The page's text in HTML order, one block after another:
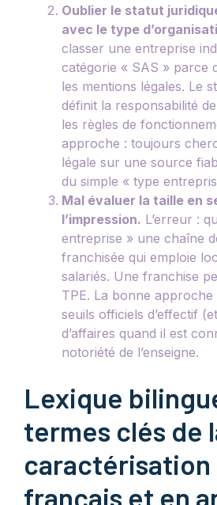
Oublier le statut
avec le type
classer une entreprise
catégorie « SAS » parce
les mentions légales. Le
définit la responsabilité
les règles de
approche : toujours
légale sur une source
du simple « type
Mal évaluer la taille en
l’impression. L’erreur :
entreprise » une chaîne
franchisée qui emploie
salariés. Une franchise
TPE. La bonne
seuils officiels d’effectif
d’affaires quand il est
notoriété de l’enseigne.
Lexique
termes clés de
caractérisation
français et en